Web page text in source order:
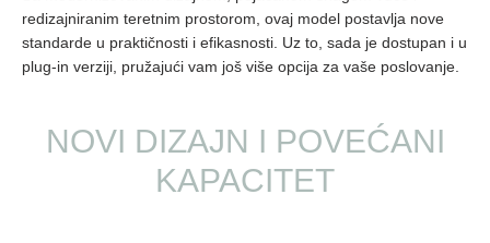
redizajniranim teretnim prostorom, ovaj model postavlja nove
standarde u praktičnosti i efikasnosti. Uz to, sada je dostupan i u
plug-in verziji, pružajući vam još više opcija za vaše poslovanje.
NOVI DIZAJN I POVEĆANI
KAPACITET